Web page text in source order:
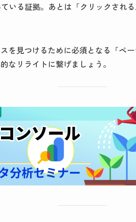
いる証拠。あとは「クリックされ
を見つけるために必須となる「ペ
なリライトに繋げましょう。